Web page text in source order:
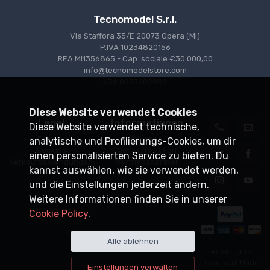
Tecnomodel S.r.l.
Via Staffora 35/E 20073 Opera (MI)
P.IVA 10234820156
REA MI1356865 - Cap. sociale €30.000,00
info@tecnomodelstore.com
Legal
Privacy
Cookies
Verkaufsbedingungen
Informationen
Versand
Verkaufsstellen
Vertriebspartner
Diese Website verwendet Cookies
Diese Website verwendet technische,
analytische und Profilierungs-Cookies, um dir
einen personalisierten Service zu bieten. Du
kannst auswählen, wie sie verwendet werden,
und die Einstellungen jederzeit ändern.
Weitere Informationen finden Sie in unserer
Cookie Policy.
Alle ablehnen
Einstellungen verwalten